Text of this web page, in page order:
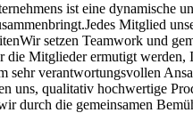
ist eine dynamische
Mitglied
setzen Teamwork und
die Mitglieder ermutigt
sehr verantwortungsvollen
uns, qualitativ hochwertige
durch die gemeinsamen